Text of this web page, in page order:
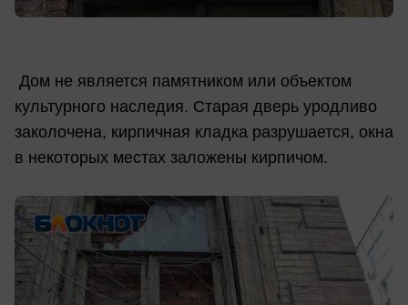
Дом не является памятником или объектом
культурного наследия. Старая дверь уродливо
заколочена, кирпичная кладка разрушается, окна
в некоторых местах заложены кирпичом.